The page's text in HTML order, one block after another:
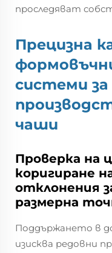
проследяват
Прецизна
системи
чаши
Проверка на
коригиране
отклонения
размерна
Поддържането в
изисква редовни